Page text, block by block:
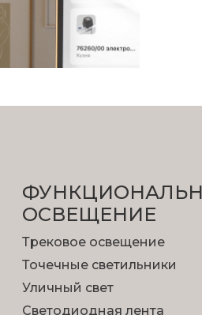
ОСВЕЩЕНИЕ
Трековое освещение
Точечные светильники
Уличный свет
Светодиодная лента